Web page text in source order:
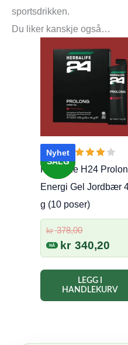
sportsdrikken.
Du liker kanskje også…
SALG
Nyhet
Herbalife H24
Energi Gel Jordbær
g (10 poser)
kr378,00
pris
var:
kr
kr 340,20
er:
kr
LEGG I
HANDLEKURV